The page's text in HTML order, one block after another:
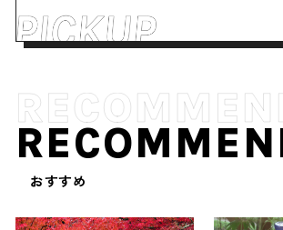
おすすめ